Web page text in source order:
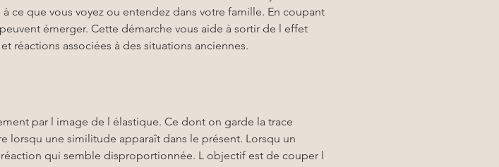
ce que vous voyez ou entendez dans votre famille. En coupant
émerger. Cette démarche vous aide à sortir de l effet
réactions associées à des situations anciennes.
par l image de l élastique. Ce dont on garde la trace
lorsqu une similitude apparaît dans le présent. Lorsqu un
qui semble disproportionnée. L objectif est de couper l